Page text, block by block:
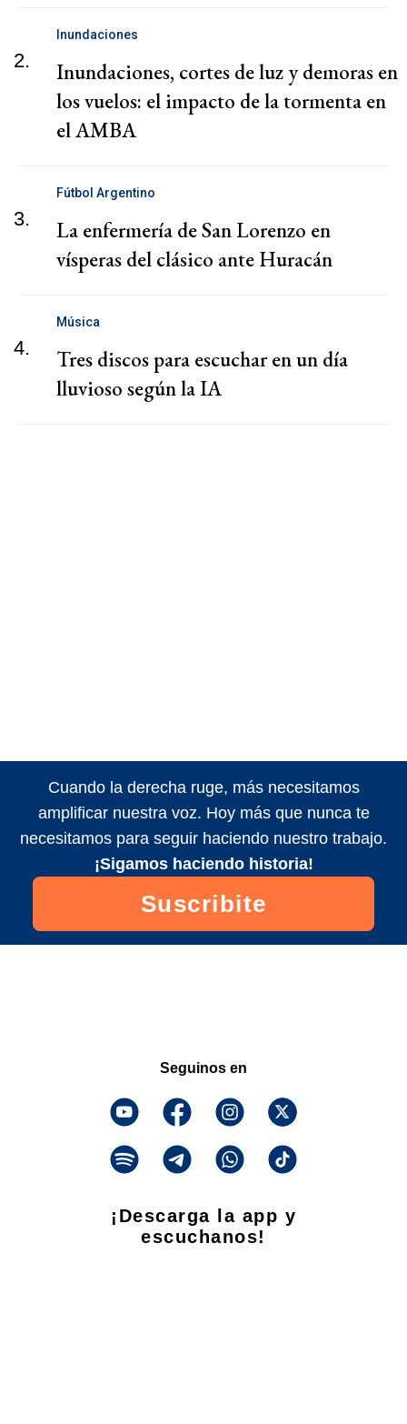
2.
Inundaciones
Inundaciones, cortes de luz y demoras en
los vuelos: el impacto de la tormenta en
el AMBA
3.
Fútbol Argentino
La enfermería de San Lorenzo en
vísperas del clásico ante Huracán
4.
Música
Tres discos para escuchar en un día
lluvioso según la IA
Cuando la derecha ruge, más necesitamos
amplificar nuestra voz. Hoy más que nunca te
necesitamos para seguir haciendo nuestro trabajo.
¡Sigamos haciendo historia!
Suscribite
Seguinos en
¡Descarga la app y
escuchanos!